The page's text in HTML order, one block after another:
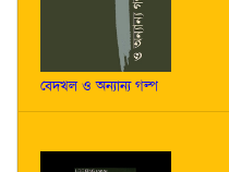
বেদখল ও অন্যান্য গল্প